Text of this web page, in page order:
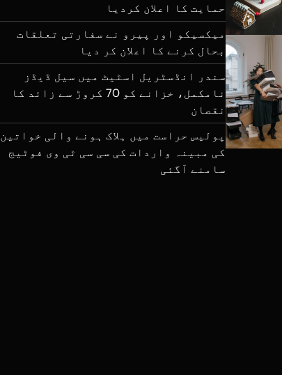
حمایت کا اعلان کردیا
میکسیکو اور پیرو نے سفارتی تعلقات
بحال کرنے کا اعلان کر دیا
سندر انڈسٹریل اسٹیٹ میں سیل ڈیڈز
نامکمل، خزانے کو 70 کروڑ سے زائد کا
نقصان
پولیس حراست میں ہلاک ہونے والی خواتین
کی مبینہ واردات کی سی سی ٹی وی فوٹیج
سامنے آگئی